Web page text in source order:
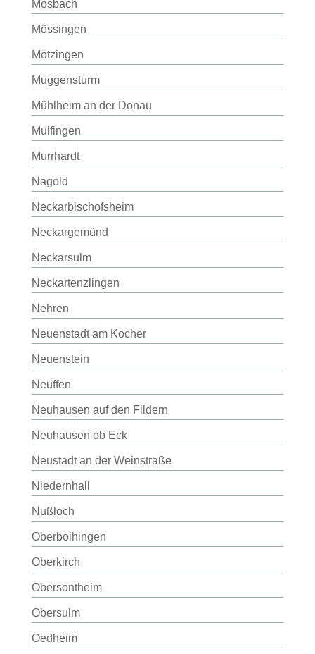
Mosbach
Mössingen
Mötzingen
Muggensturm
Mühlheim an der Donau
Mulfingen
Murrhardt
Nagold
Neckarbischofsheim
Neckargemünd
Neckarsulm
Neckartenzlingen
Nehren
Neuenstadt am Kocher
Neuenstein
Neuffen
Neuhausen auf den Fildern
Neuhausen ob Eck
Neustadt an der Weinstraße
Niedernhall
Nußloch
Oberboihingen
Oberkirch
Obersontheim
Obersulm
Oedheim